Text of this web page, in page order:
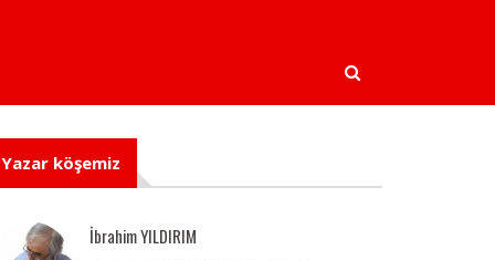
Yazar köşemiz
İbrahim YILDIRIM